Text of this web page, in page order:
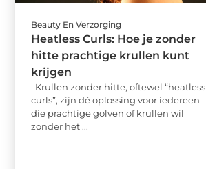
Beauty En Verzorging
Heatless Curls: Hoe je zonder
hitte prachtige krullen kunt
krijgen
Krullen zonder hitte, oftewel “heatless
curls”, zijn dé oplossing voor iedereen
die prachtige golven of krullen wil
zonder het ...